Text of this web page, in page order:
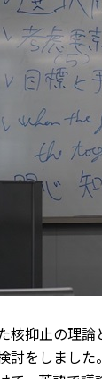
核抑止の理
討をしまし